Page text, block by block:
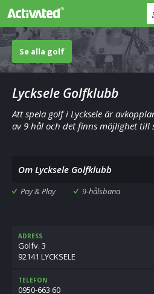
Se alla golf
Lycksele Golfklubb
Att spela golf i Lycksele är
av 9 hål och det finns möjlighet till
Om Lycksele Golfklubb
Pay & Play 9-hålsbana
ADRESS
Golfv. 3
92141 LYCKSELE
TELEFON
0950-663 60